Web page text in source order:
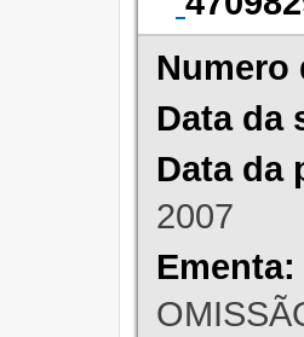
Numero
Data da
Data da
2007
Ementa: